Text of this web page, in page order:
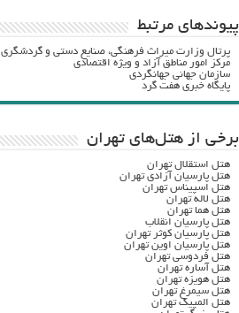
پيوندهاي مرتبط
پرتال وزارت ميراث فرهنگي، صنایع دستی و گردشگري
مرکز امور مناطق آزاد و ویژه اقتصادی
سازمان جهانی جهانگردی
پایگاه خبری هفت گرد
برخی از هتل‌های تهران
هتل استقلال تهران
هتل پارسیان آزادی تهران
هتل اسپیناس تهران
هتل لاله تهران
هتل هما تهران
هتل پارسیان انقلاب
هتل پارسیان کوثر تهران
هتل پارسیان اوین تهران
هتل فردوسی تهران
هتل آساره تهران
هتل هویزه تهران
هتل سیمرغ تهران
هتل المپیک تهران